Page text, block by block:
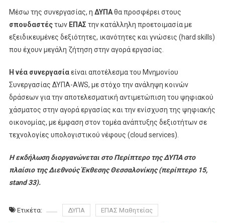
Μέσω της συνεργασίας, η ΔΥΠΑθα προσφέρει στους
σπουδαστέςτων ΕΠΑΣ την κατάλληλη προετοιμασία με
εξειδικευμένες δεξιότητες, ικανότητες και γνώσεις (hard skills)
που έχουν μεγάλη ζήτηση στην αγορά εργασίας.
Η νέα συνεργασίαείναι αποτέλεσμα του Μνημονίου
Συνεργασίας ΔΥΠΑ-AWS, με στόχο την ανάληψη κοινών
δράσεων για την αποτελεσματική αντιμετώπιση του ψηφιακού
χάσματος στην αγορά εργασίας και την ενίσχυση της ψηφιακής
οικονομίας, με έμφαση στον τομέα ανάπτυξης δεξιοτήτων σε
τεχνολογίες υπολογιστικού νέφους (cloud services).
Η εκδήλωση διοργανώνεται στο Περίπτερο της ΔΥΠΑ στο
πλαίσιο της Διεθνούς Έκθεσης Θεσσαλονίκης (περίπτερο 15,
stand 33).
Ετικέτα: ΔΥΠΑ ΕΠΑΣ Μαθητείας